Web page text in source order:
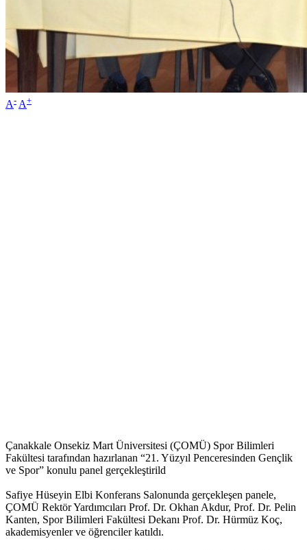
A- A+
Çanakkale Onsekiz Mart Üniversitesi (ÇOMÜ) Spor Bilimleri
Fakültesi tarafından hazırlanan “21. Yüzyıl Penceresinden Gençlik
ve Spor” konulu panel gerçekleştirild
Safiye Hüseyin Elbi Konferans Salonunda gerçekleşen panele,
ÇOMÜ Rektör Yardımcıları Prof. Dr. Okhan Akdur, Prof. Dr. Pelin
Kanten, Spor Bilimleri Fakültesi Dekanı Prof. Dr. Hürmüz Koç,
akademisyenler ve öğrenciler katıldı.